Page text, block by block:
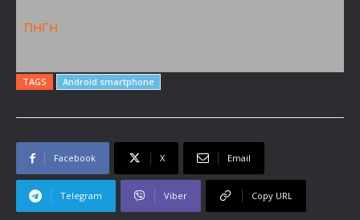
ΠΗΓΗ
TAGS Android smartphone
Facebook X Email
Telegram Viber Copy URL